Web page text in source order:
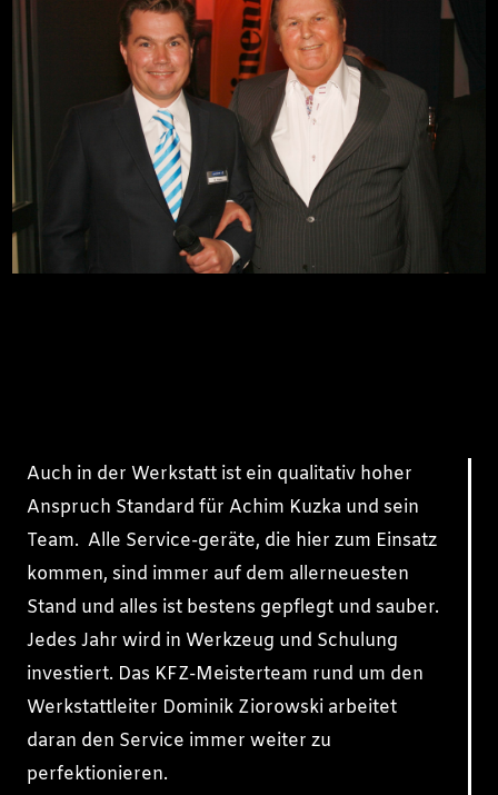
Auch in der Werkstatt ist ein qualitativ hoher
Anspruch Standard für Achim Kuzka und sein
Team. Alle Service-geräte, die hier zum Einsatz
kommen, sind immer auf dem allerneuesten
Stand und alles ist bestens gepflegt und sauber.
Jedes Jahr wird in Werkzeug und Schulung
investiert. Das KFZ-Meisterteam rund um den
Werkstattleiter Dominik Ziorowski arbeitet
daran den Service immer weiter zu
perfektionieren.